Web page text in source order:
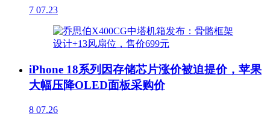
7 07.23
iPhone 18系列因存储芯片涨价被迫提价，苹果
大幅压降OLED面板采购价
8 07.26